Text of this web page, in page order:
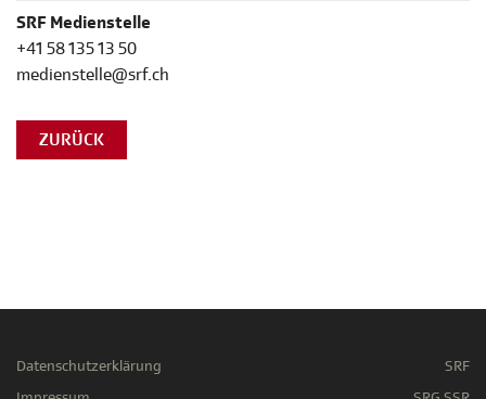
SRF Medienstelle
+41 58 135 13 50
medienstelle@srf.ch
ZURÜCK
Datenschutzerklärung
SRF